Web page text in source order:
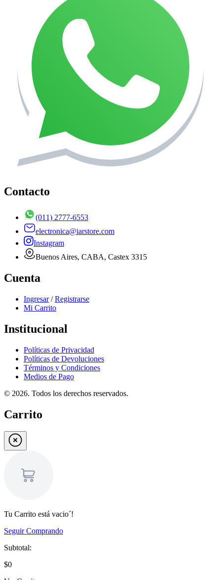
Contacto
(011) 2777-6553
electronica@iarstore.com
Instagram
Buenos Aires, CABA, Castex 3315
Cuenta
Ingresar/Registrarse
Mi Carrito
Institucional
Políticas de Privacidad
Políticas de Devoluciones
Términos y Condiciones
Medios de Pago
© 2026. Todos los derechos reservados.
Carrito
Tu Carrito está vacio´!
Seguir Comprando
Subtotal:
$0